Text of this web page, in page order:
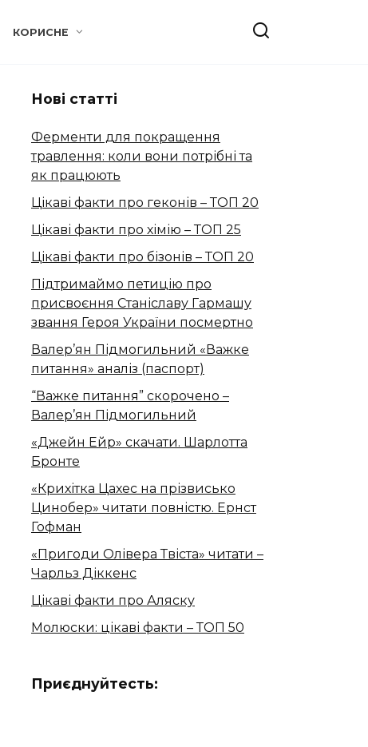
КОРИСНЕ
Нові статті
Ферменти для покращення
травлення: коли вони потрібні та
як працюють
Цікаві факти про геконів – ТОП 20
Цікаві факти про хімію – ТОП 25
Цікаві факти про бізонів – ТОП 20
Підтримаймо петицію про
присвоєння Станіславу Гармашу
звання Героя України посмертно
Валер’ян Підмогильний «Важке
питання» аналіз (паспорт)
“Важке питання” скорочено –
Валер’ян Підмогильний
«Джейн Ейр» скачати. Шарлотта
Бронте
«Крихітка Цахес на прізвисько
Цинобер» читати повністю. Ернст
Гофман
«Пригоди Олівера Твіста» читати –
Чарльз Діккенс
Цікаві факти про Аляску
Молюски: цікаві факти – ТОП 50
Приєднуйтесть: